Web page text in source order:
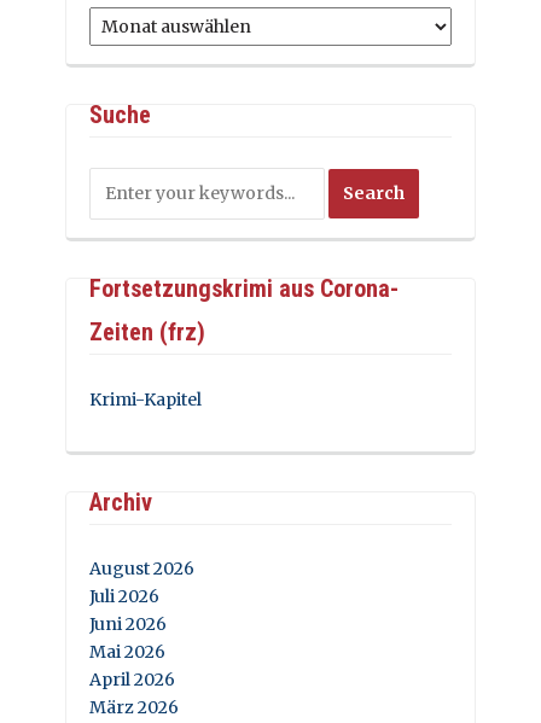
Archiv
Suche
Fortsetzungskrimi aus Corona-
Zeiten (frz)
Krimi-Kapitel
Archiv
August 2026
Juli 2026
Juni 2026
Mai 2026
April 2026
März 2026